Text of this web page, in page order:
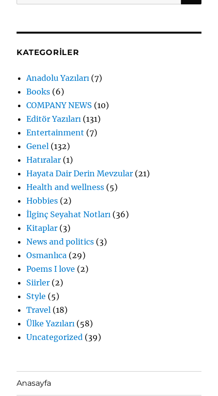
KATEGORILER
Anadolu Yazıları (7)
Books (6)
COMPANY NEWS (10)
Editör Yazıları (131)
Entertainment (7)
Genel (132)
Hatıralar (1)
Hayata Dair Derin Mevzular (21)
Health and wellness (5)
Hobbies (2)
İlginç Seyahat Notları (36)
Kitaplar (3)
News and politics (3)
Osmanlıca (29)
Poems I love (2)
Siirler (2)
Style (5)
Travel (18)
Ülke Yazıları (58)
Uncategorized (39)
Anasayfa